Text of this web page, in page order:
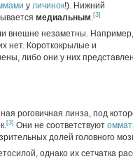
у личинок!). Нижний
медиальным.[3]
внешне незаметны.
нет. Короткокрылые и
либо они у них
роговичная линза, под
[3] Они не соответствуют
долей головного
однако их сетчатка